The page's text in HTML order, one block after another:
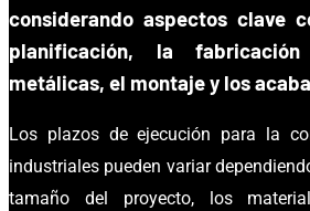
considerando aspectos clave
planificación, la
metálicas, el montaje y los
Los plazos de ejecución para la
industriales pueden variar
tamaño del proyecto, los